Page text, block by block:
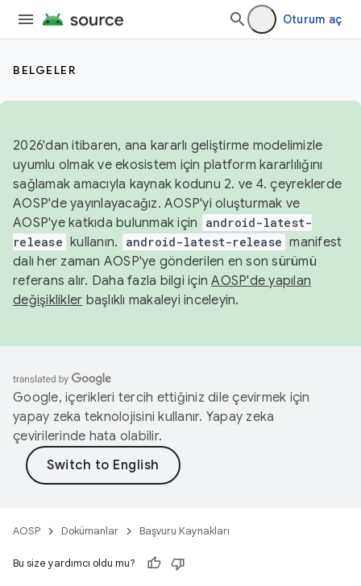
Oturum aç
BELGELER
2026'dan itibaren, ana kararlı geliştirme modelimizle
uyumlu olmak ve ekosistem için platform kararlılığını
sağlamak amacıyla kaynak kodunu 2. ve 4. çeyreklerde
AOSP'de yayınlayacağız. AOSP'yi oluşturmak ve
AOSP'ye katkıda bulunmak için
android-latest-
release kullanın. android-latest-release manifest
dalı her zaman AOSP'ye gönderilen en son sürümü
referans alır. Daha fazla bilgi içinAOSP'de yapılan
değişiklikler başlıklı makaleyi inceleyin.
Google, içerikleri tercih ettiğiniz dile çevirmek için
yapay zeka teknolojisini kullanır. Yapay zeka
çevirilerinde hata olabilir.
AOSP Dokümanlar Başvuru Kaynakları
Bu size yardımcı oldu mu?